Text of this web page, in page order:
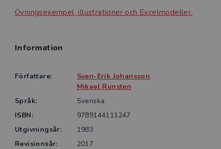
Övningsexempel, illustrationer och Excelmodeller.
Information
Författare:
Sven-Erik Johansson
Mikael Runsten
Språk:
Svenska
ISBN:
9789144111247
Utgivningsår:
1983
Revisionsår:
2017